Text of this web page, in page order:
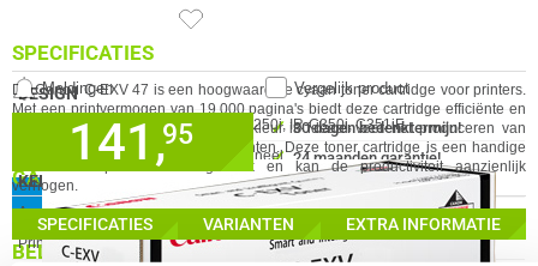
De Canon C-EXV 47 is een hoogwaardige cyaan toner cartridge voor printers.
Met een printvermogen van 19.000 pagina's biedt deze cartridge efficiënte en
betrouwbare afdrukken. De cyaan kleur is ideaal voor het produceren van
levendige en nauwkeurige documenten. Deze toner cartridge is een handige
keuze voor professioneel gebruik en kan de productiviteit aanzienlijk
verhogen.
BELANGRIJKSTE SPECIFICATIES
141,95
IN WINKELMAND
✓ 30 dagen bedenktermijn!
✓ 24 maanden garantie!
✓ Achteraf betalen!
Vergelijk product
Meldingen
GA NAAR
SPECIFICATIES VARIANTEN EXTRA INFORMATIE
SPECIFICATIES
DESIGN
Eigenschap Waarde
Compatibiliteit
IR-C250i, IR-C350i, C351iF
Origineel
KENMERKEN
Eigenschap Waarde
Aantal Cartridges / Toners
1
Printcapaciteit
19000 Pagina(s)